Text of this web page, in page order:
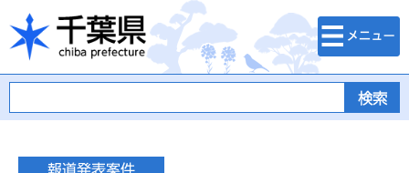
千葉県
検索・メニュ
ー